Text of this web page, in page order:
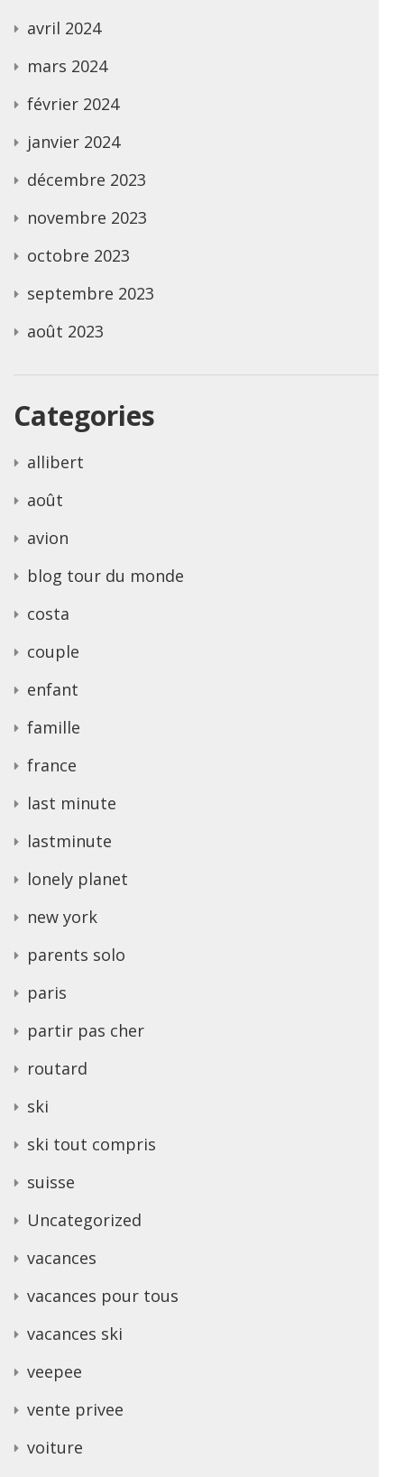
avril 2024
mars 2024
février 2024
janvier 2024
décembre 2023
novembre 2023
octobre 2023
septembre 2023
août 2023
Categories
allibert
août
avion
blog tour du monde
costa
couple
enfant
famille
france
last minute
lastminute
lonely planet
new york
parents solo
paris
partir pas cher
routard
ski
ski tout compris
suisse
Uncategorized
vacances
vacances pour tous
vacances ski
veepee
vente privee
voiture